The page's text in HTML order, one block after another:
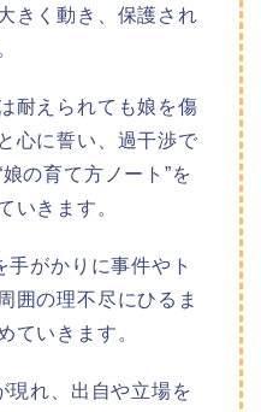
きく動き、保護され
耐えられても娘を傷
心に誓い、過干渉で
の育て方ノート”を
いきます。
手がかりに事件やト
囲の理不尽にひるま
ていきます。
現れ、出自や立場を